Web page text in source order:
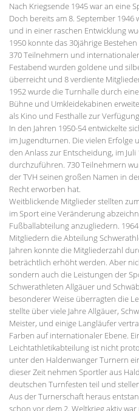
Nach Kriegsende 1945 war an eine
Doch bereits am 8. September
und in einer raschen Entwicklung
1950 konnte das 30jährige
370 Teilnehmern und
Festabend wurden goldene und
überreicht und 8 verdiente
1952 wurde die Turnhalle durch
Bühne und Umkleidekabinen
als Kino und Festhalle zur
In den Jahren 1950-54 entwickelte
im Jugendturnen. Die vielen
den Anlass zur Entscheidung, im
durchzuführen. 730 Teilnehmern
der TVH seinen großen Namen in
Recht erworben hat.
Weitblickende Mitglieder stellten
im Sport eine Veränderung
Fußballabteilung anzugliedern.
Mitgliedern die Abteilung
Jahren konnte die Mitgliederzahl
beträchtlich erhöht werden. Aber
sondern auch die Leistungen der
Schwerathleten Allgäuer und
besonderer Weise überragten die
stellte über viele Jahre Allgäuer,
Meister, und einige Langläufer
Farben auf internationaler Ebene.
Leichtathletikabteilung ist nicht
unter den Haldenwanger Turnern
dieser Zeit nehmen Sportler aus
deutschen Turnfesten teil und
Aus der Turnerschaft heraus
schon vor dem 2. Weltkrieg aktiv